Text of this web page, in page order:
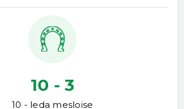
10 - 3
10 - leda mesloise